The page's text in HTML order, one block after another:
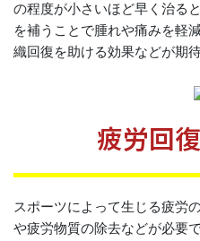
の程度が小さいほど早く治る
を補うことで腫れや痛みを軽
織回復を助ける効果などが期
疲労回
スポーツによって生じる疲労
や疲労物質の除去などが必要